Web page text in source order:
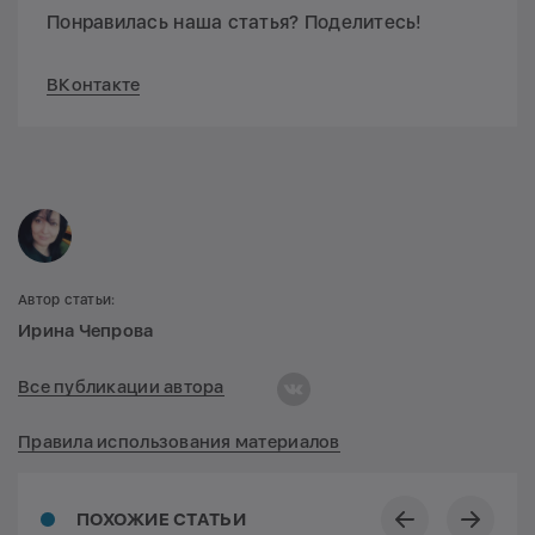
Понравилась наша статья? Поделитесь!
ВКонтакте
ПОХОЖИЕ СТАТЬИ
Автор статьи:
Ирина Чепрова
Все публикации автора
Правила использования материалов